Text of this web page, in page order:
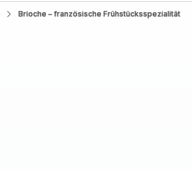
Brioche – französische Frühstücksspezialität